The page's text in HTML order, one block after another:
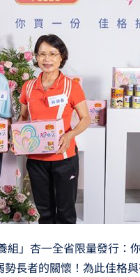
組」杏一全省限量發行：
長者的關懷！為此佳格